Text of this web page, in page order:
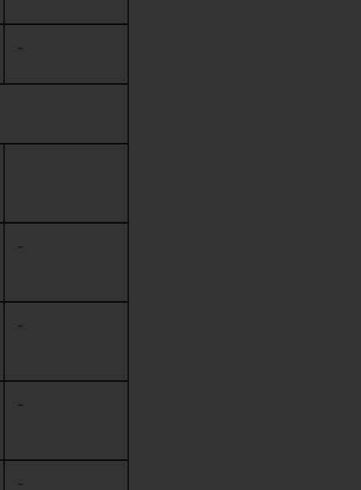
-
-
-
-
-